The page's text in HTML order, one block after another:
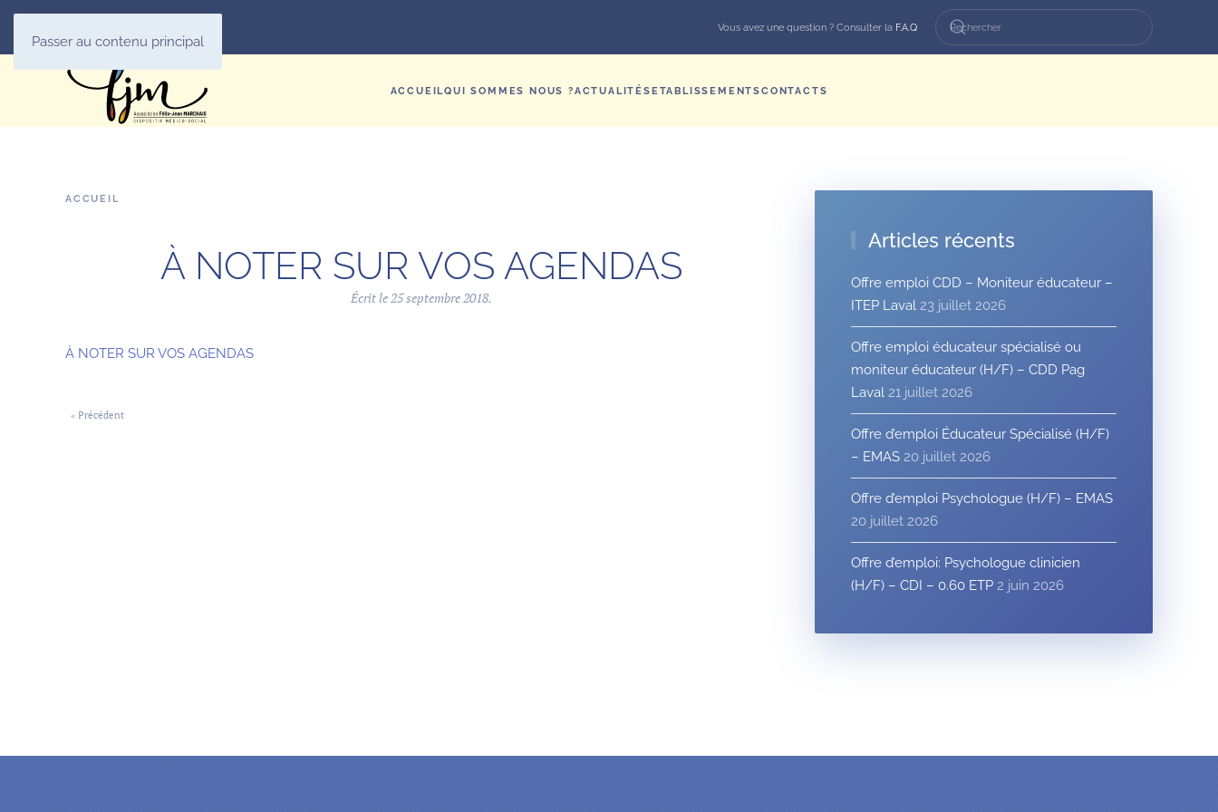
Passer au contenu principal
Vous avez une question ? Consulter la F.A.Q
ACCUEILQUI SOMMES NOUS ?ACTUALITÉSETABLISSEMENTSCONTACTS
ACCUEIL
À NOTER SUR VOS AGENDAS
Écrit le25 septembre 2018.
À NOTER SUR VOS AGENDAS
« Précédent
Articles récents
Offre emploi CDD – Moniteur éducateur –
ITEP Laval 23 juillet 2026
Offre emploi éducateur spécialisé ou
moniteur éducateur (H/F) – CDD Pag
Laval 21 juillet 2026
Offre d’emploi Éducateur Spécialisé (H/F)
– EMAS 20 juillet 2026
Offre d’emploi Psychologue (H/F) – EMAS
20 juillet 2026
Offre d’emploi: Psychologue clinicien
(H/F) – CDI – 0.60 ETP 2 juin 2026